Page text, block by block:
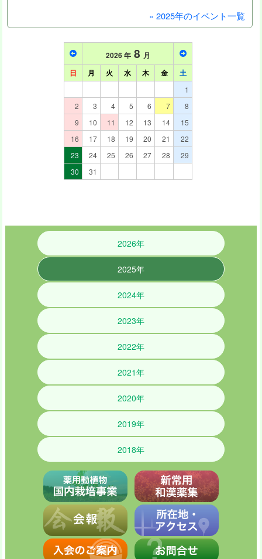
« 2025年のイベント一覧
2026年
2025年
2024年
2023年
2022年
2021年
2020年
2019年
2018年